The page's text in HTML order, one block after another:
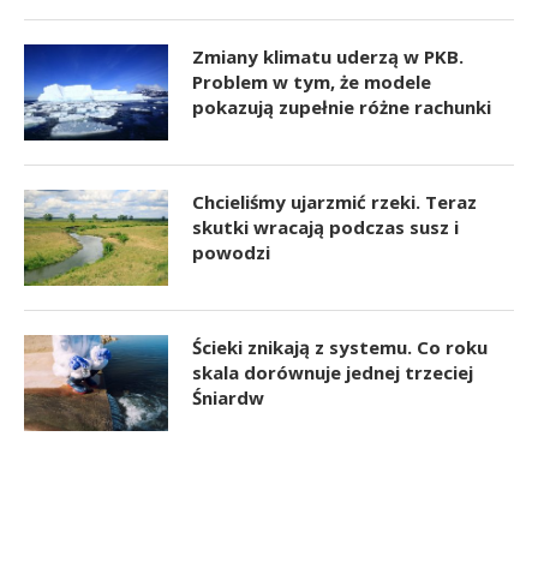
Zmiany klimatu uderzą w PKB.
Problem w tym, że modele
pokazują zupełnie różne rachunki
Chcieliśmy ujarzmić rzeki. Teraz
skutki wracają podczas susz i
powodzi
Ścieki znikają z systemu. Co roku
skala dorównuje jednej trzeciej
Śniardw